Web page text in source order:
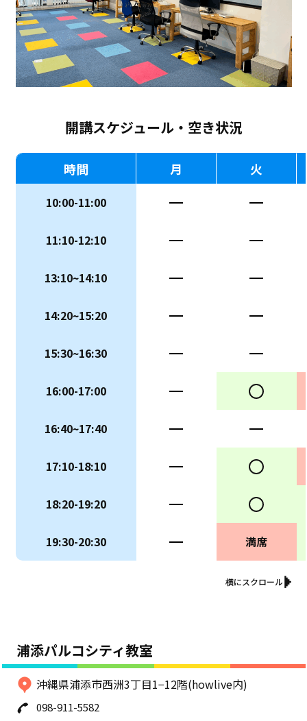
開講スケジュール・空き状況
時間 月 火
10:00-11:00 ー ー
11:10-12:10 ー ー
13:10~14:10 ー ー
14:20~15:20 ー ー
15:30~16:30 ー ー
16:00-17:00 ー ○
16:40~17:40 ー ー
17:10-18:10 ー ○
18:20-19:20 ー ○
19:30-20:30 ー 満席
横にスクロール
浦添パルコシティ教室
沖縄県浦添市西洲3丁目1−12階(howlive内)
098-911-5582